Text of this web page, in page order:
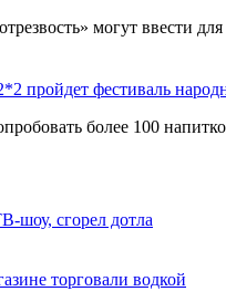
могут ввести
пройдет фестиваль
более 100
шоу, сгорел дотла
торговали водкой